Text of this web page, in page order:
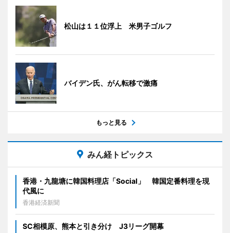
松山は１１位浮上 米男子ゴルフ
バイデン氏、がん転移で激痛
もっと見る
みん経トピックス
香港・九龍塘に韓国料理店「Social」 韓国定番料理を現
代風に
香港経済新聞
SC相模原、熊本と引き分け J3リーグ開幕